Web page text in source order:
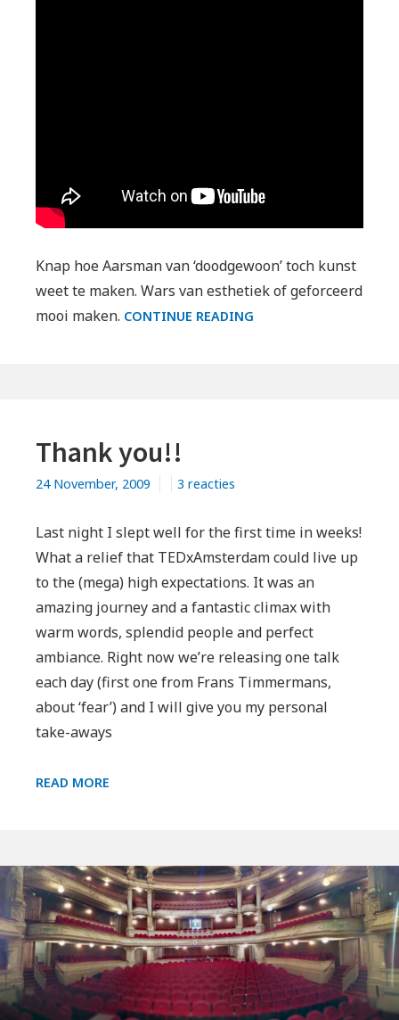
Knap hoe Aarsman van ‘doodgewoon’ toch kunst
weet te maken. Wars van esthetiek of geforceerd
mooi maken. CONTINUE READING
Thank you!!
24 November, 2009 3 reacties
you!!
Last night I slept well for the first time in weeks!
What a relief that TEDxAmsterdam could live up
to the (mega) high expectations. It was an
amazing journey and a fantastic climax with
warm words, splendid people and perfect
ambiance. Right now we’re releasing one talk
each day (first one from Frans Timmermans,
about ‘fear’) and I will give you my personal
take-aways
READ MORE